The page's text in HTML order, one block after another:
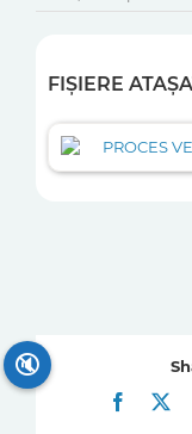
FIȘIERE
PROCES
🔇